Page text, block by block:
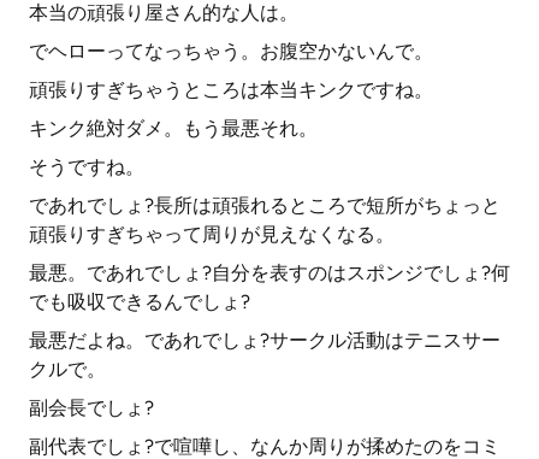
本当の頑張り屋さん的な人は。
でヘローってなっちゃう。お腹空かないんで。
頑張りすぎちゃうところは本当キンクですね。
キンク絶対ダメ。もう最悪それ。
そうですね。
であれでしょ?長所は頑張れるところで短所がちょっと
頑張りすぎちゃって周りが見えなくなる。
最悪。であれでしょ?自分を表すのはスポンジでしょ?何
でも吸収できるんでしょ?
最悪だよね。であれでしょ?サークル活動はテニスサー
クルで。
副会長でしょ?
副代表でしょ?で喧嘩し、なんか周りが揉めたのをコミ